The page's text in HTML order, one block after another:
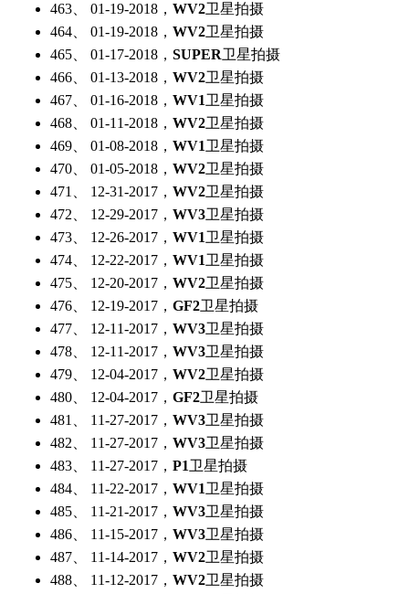
463、 01-19-2018， WV2卫星拍摄
464、 01-19-2018， WV2卫星拍摄
465、 01-17-2018， SUPER卫星拍摄
466、 01-13-2018， WV2卫星拍摄
467、 01-16-2018， WV1卫星拍摄
468、 01-11-2018， WV2卫星拍摄
469、 01-08-2018， WV1卫星拍摄
470、 01-05-2018， WV2卫星拍摄
471、 12-31-2017， WV2卫星拍摄
472、 12-29-2017， WV3卫星拍摄
473、 12-26-2017， WV1卫星拍摄
474、 12-22-2017， WV1卫星拍摄
475、 12-20-2017， WV2卫星拍摄
476、 12-19-2017， GF2卫星拍摄
477、 12-11-2017， WV3卫星拍摄
478、 12-11-2017， WV3卫星拍摄
479、 12-04-2017， WV2卫星拍摄
480、 12-04-2017， GF2卫星拍摄
481、 11-27-2017， WV3卫星拍摄
482、 11-27-2017， WV3卫星拍摄
483、 11-27-2017， P1卫星拍摄
484、 11-22-2017， WV1卫星拍摄
485、 11-21-2017， WV3卫星拍摄
486、 11-15-2017， WV3卫星拍摄
487、 11-14-2017， WV2卫星拍摄
488、 11-12-2017， WV2卫星拍摄